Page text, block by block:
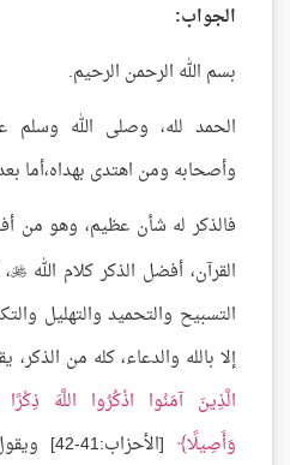
الجواب:
بسم الله الرحمن الرحيم.
الحمد لله، وصلى الله وسلم
وأصحابه ومن اهتدى بهداه،أما
فالذكر له شأن عظيم، وهو من
القرآن، أفضل الذكر كلام الله
التسبيح والتحميد والتهليل
إلا بالله والدعاء، كله من
الَّذِينَ آمَنُوا اذْكُرُوا اللَّهَ ذِكْرًا
وَأَصِيلًا [الأحزاب:41-42] ويقول -جل وعلا-: